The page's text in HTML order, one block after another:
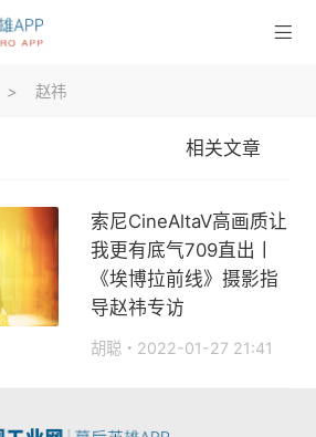
> 赵祎
相关文章
索尼CineAltaV高画质让
我更有底气709直出丨
《埃博拉前线》摄影指
导赵祎专访
胡聪 2022-01-27 21:41